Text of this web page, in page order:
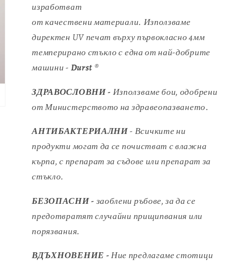
изработват
от качествени материали. Използваме
директен UV печат върху първокласно 4мм
темперирано стъкло с една от най-добрите
машини - Durst ®
ЗДРАВОСЛОВНИ - Използваме бои, одобрени
отМинистерството на здравеопазването.
АНТИБАКТЕРИАЛНИ- Всичките ни
продукти могат да се почистват с влажна
кърпа, с препарат за съдове или препарат за
стъкло.
БЕЗОПАСНИ - заоблени ръбове, за да се
предотвратят случайни прищипвания или
порязвания.
ВДЪХНОВЕНИЕ -Ние предлагаме стотици